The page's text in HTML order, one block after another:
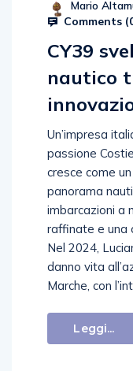
Mario
Comments (
CY39
nautico
Un’impresa
passione
cresce come
panorama
imbarcazioni a
raffinate e una
Nel 2024,
danno vita
Marche, con
Leggi...